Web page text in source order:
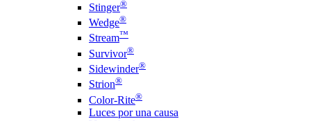
Stinger®
Wedge®
Stream™
Survivor®
Sidewinder®
Strion®
Color-Rite®
Luces por una causa